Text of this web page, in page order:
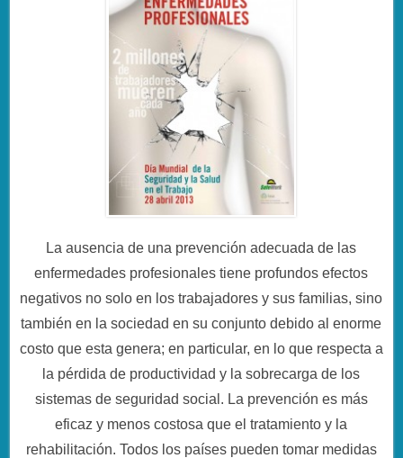
La ausencia de una prevención adecuada de las
enfermedades profesionales tiene profundos efectos
negativos no solo en los trabajadores y sus familias, sino
también en la sociedad en su conjunto debido al enorme
costo que esta genera; en particular, en lo que respecta a
la pérdida de productividad y la sobrecarga de los
sistemas de seguridad social. La prevención es más
eficaz y menos costosa que el tratamiento y la
rehabilitación. Todos los países pueden tomar medidas